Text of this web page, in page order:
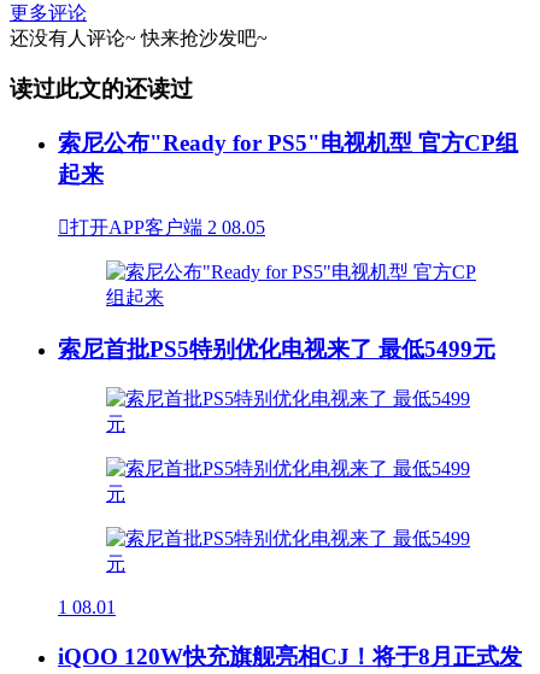
更多评论
还没有人评论~ 快来抢沙发吧~
读过此文的还读过
索尼公布"Ready for PS5"电视机型 官方CP组
起来
打开APP客户端 2 08.05
索尼首批PS5特别优化电视来了 最低5499元
1 08.01
iQOO 120W快充旗舰亮相CJ！将于8月正式发